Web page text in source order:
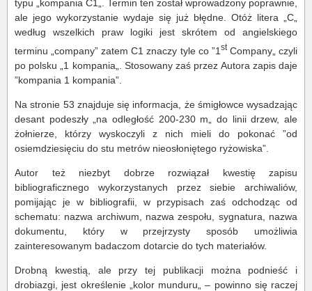
typu „kompania C1„. Termin ten został wprowadzony poprawnie,
ale jego wykorzystanie wydaje się już błędne. Otóż litera „C„
według wszelkich praw logiki jest skrótem od angielskiego
terminu „company” zatem C1 znaczy tyle co ”1 stCompany„ czyli
po polsku „1 kompania„. Stosowany zaś przez Autora zapis daje
”kompania 1 kompania”.
Na stronie 53 znajduje się informacja, że śmigłowce wysadzając
desant podeszły „na odległość 200-230 m„ do linii drzew, ale
żołnierze, którzy wyskoczyli z nich mieli do pokonać ”od
osiemdziesięciu do stu metrów nieosłoniętego ryżowiska”.
Autor też niezbyt dobrze rozwiązał kwestię zapisu
bibliograficznego wykorzystanych przez siebie archiwaliów,
pomijając je w bibliografii, w przypisach zaś odchodząc od
schematu: nazwa archiwum, nazwa zespołu, sygnatura, nazwa
dokumentu, który w przejrzysty sposób umożliwia
zainteresowanym badaczom dotarcie do tych materiałów.
Drobną kwestią, ale przy tej publikacji można podnieść i
drobiazgi, jest określenie „kolor munduru„ – powinno się raczej